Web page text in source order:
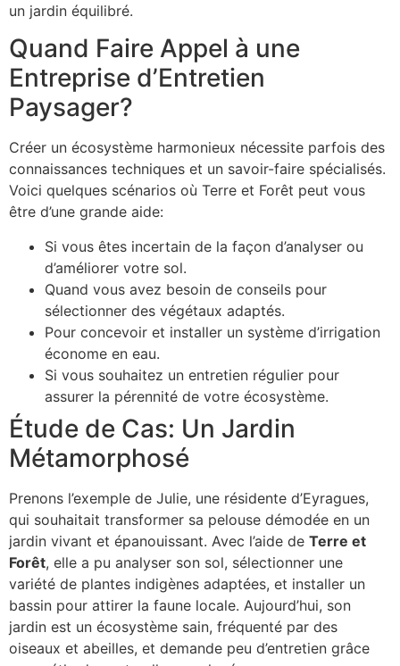
un jardin équilibré.
Quand Faire Appel à une
Entreprise d’Entretien
Paysager?
Créer un écosystème harmonieux nécessite parfois des
connaissances techniques et un savoir-faire spécialisés.
Voici quelques scénarios où Terre et Forêt peut vous
être d’une grande aide:
Si vous êtes incertain de la façon d’analyser ou
d’améliorer votre sol.
Quand vous avez besoin de conseils pour
sélectionner des végétaux adaptés.
Pour concevoir et installer un système d’irrigation
économe en eau.
Si vous souhaitez un entretien régulier pour
assurer la pérennité de votre écosystème.
Étude de Cas: Un Jardin
Métamorphosé
Prenons l’exemple de Julie, une résidente d’Eyragues,
qui souhaitait transformer sa pelouse démodée en un
jardin vivant et épanouissant. Avec l’aide de Terre et
Forêt, elle a pu analyser son sol, sélectionner une
variété de plantes indigènes adaptées, et installer un
bassin pour attirer la faune locale. Aujourd’hui, son
jardin est un écosystème sain, fréquenté par des
oiseaux et abeilles, et demande peu d’entretien grâce